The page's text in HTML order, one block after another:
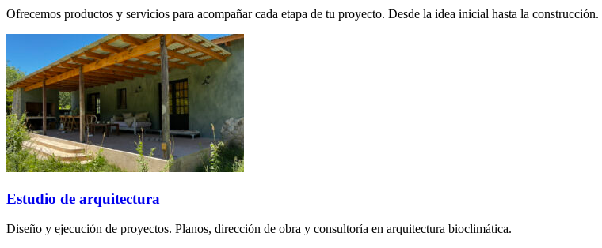
Ofrecemos productos y servicios para acompañar cada etapa de tu proyecto. Desde la idea inicial hasta la construcción.
Estudio de arquitectura
Diseño y ejecución de proyectos. Planos, dirección de obra y consultoría en arquitectura bioclimática.